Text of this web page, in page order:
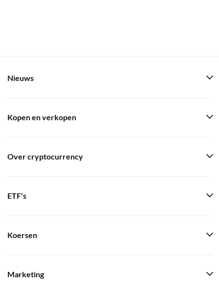
Nieuws
Kopen en verkopen
Over cryptocurrency
ETF's
Koersen
Marketing